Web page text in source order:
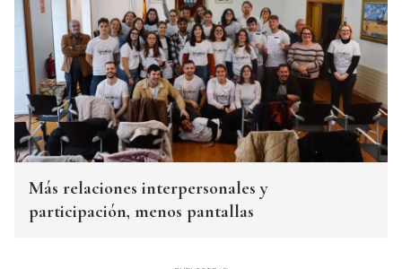
Más relaciones interpersonales y
participación, menos pantallas